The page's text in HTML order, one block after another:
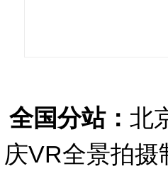
全国分站： 北
庆VR全景拍摄